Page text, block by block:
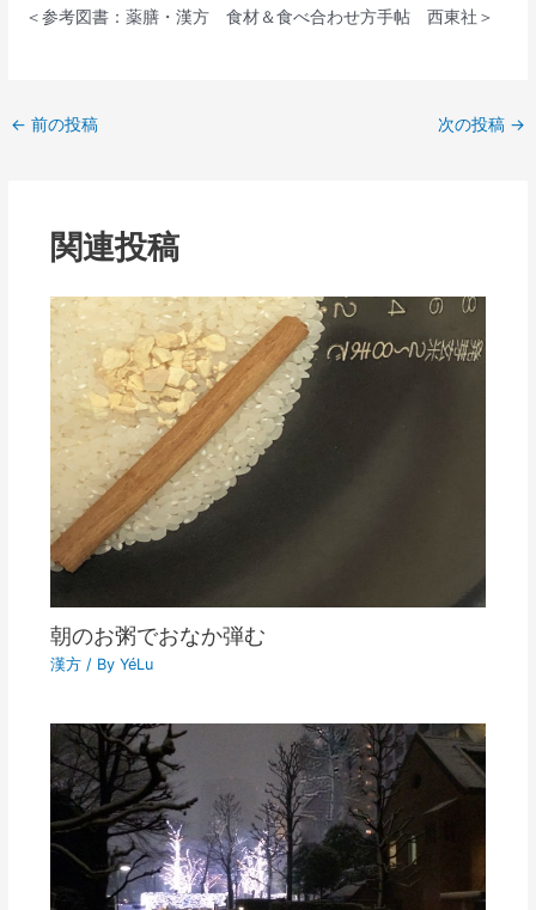
＜参考図書：薬膳・漢方 食材＆食べ合わせ方手帖 西東社＞
← 前の投稿 次の投稿 →
関連投稿
朝のお粥でおなか弾む
漢方/ By YéLu